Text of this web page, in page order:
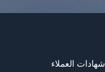
شهادات العملاء